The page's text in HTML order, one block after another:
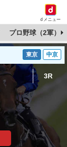
dメニュー
プロ野球（2軍）
東京 中京
3R